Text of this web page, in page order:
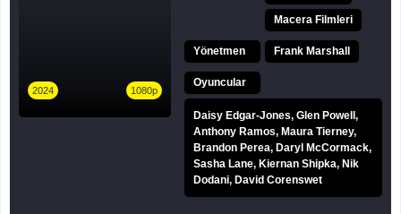
2024 1080p
Macera Filmleri
Yönetmen Frank Marshall
Oyuncular
Daisy Edgar-Jones, Glen Powell,
Anthony Ramos, Maura Tierney,
Brandon Perea, Daryl McCormack,
Sasha Lane, Kiernan Shipka, Nik
Dodani, David Corenswet